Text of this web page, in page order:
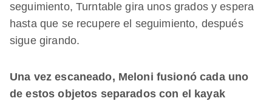
seguimiento, Turntable gira unos grados y espera
hasta que se recupere el seguimiento, después
sigue girando.
Una vez escaneado, Meloni fusionó cada uno
de estos objetos separados con el kayak